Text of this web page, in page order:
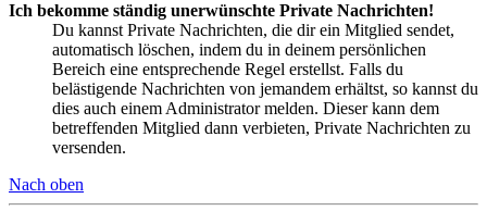
Ich bekomme ständig unerwünschte Private Nachrichten!
Du kannst Private Nachrichten, die dir ein Mitglied sendet,
automatisch löschen, indem du in deinem persönlichen
Bereich eine entsprechende Regel erstellst. Falls du
belästigende Nachrichten von jemandem erhältst, so kannst du
dies auch einem Administrator melden. Dieser kann dem
betreffenden Mitglied dann verbieten, Private Nachrichten zu
versenden.
Nach oben